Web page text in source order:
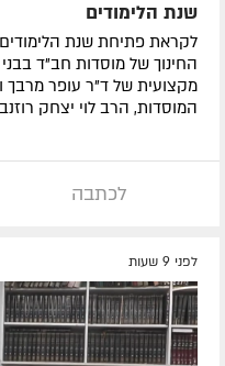
שנת הלימודים
לקראת פתיחת שנת הלימודים,
החינוך של מוסדות חב"ד
מקצועית של ד"ר עופר מרבך
המוסדות, הרב לוי יצחק
לכתבה
לפני 9 שעות